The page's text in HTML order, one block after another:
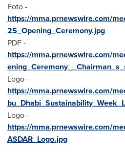
Foto -
https://mma.prnewswire.com/
25_Opening_Ceremony.jpg
PDF -
https://mma.prnewswire.com/
Logo -
https://mma.prnewswire.com/
Logo -
https://mma.prnewswire.com/
ASDAR_Logo.jpg